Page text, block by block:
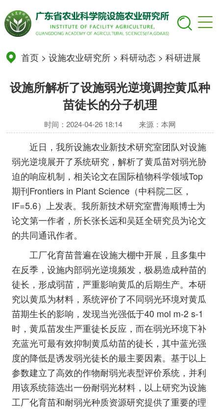
首页 >设施农业研究所 >科研动态 >科研进展
设施所解析了设施弱光逆境调控黄瓜种
苗徒长的分子机理
时间：2024-04-26 18:14 来源：本网
近日，我所设施农业新技术研究室团队对设施
弱光逆境展开了系统研究，解析了黄瓜苗对弱光胁
迫的响应机制，相关论文在国际植物科学领域Top
期刊Frontiers in Plant Science（中科院二区，
IF=5.6）上发表。我所新技术研究室曹海顺博士为
论文第一作者，所长张长远和吴廷全研究员为论文
的共同通讯作者。
工厂化育苗普遍在设施大棚中开展，且多集中
在反季，设施内部弱光逆境频发，极易造成种苗的
徒长，形成弱苗，严重影响黄瓜的后期生产。本研
究以黄瓜为材料，系统评价了不同弱光环境对黄瓜
苗期生长的影响，发现当光强低于40 mol m-2 s-1
时，黄瓜苗发生严重徒长反应，而在弱光环境下补
充蓝光可最有效抑制黄瓜幼苗的徒长，其中蓝光强
度的降低是诱发弱光徒长的最主要因素。基于以上
参数建立了高效的作物耐弱光表型评价系统，并利
用该系统筛选出一份耐弱光材料，以上研究为设施
工厂化育苗和耐弱光种质资源研究提供了重要的理